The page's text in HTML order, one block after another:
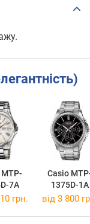
7A
Casio
1375D-1A
грн. від 3 800